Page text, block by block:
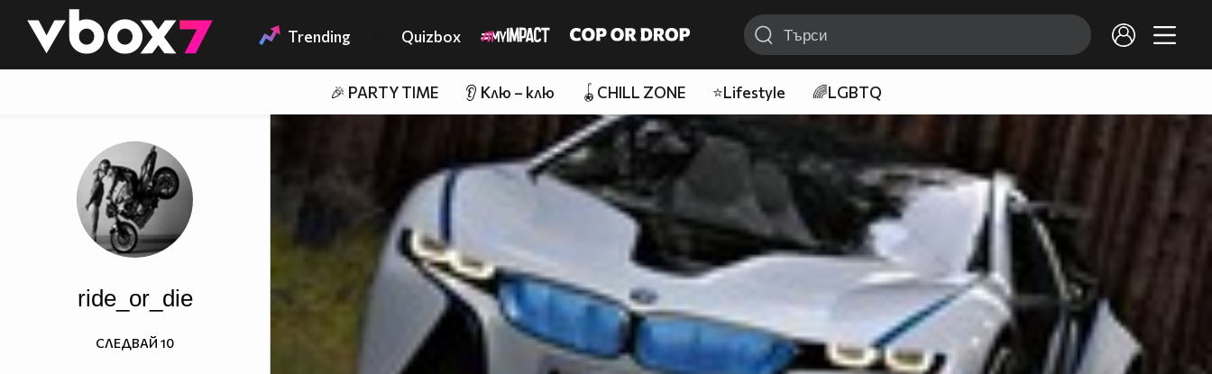
👾 Trending Quizbox
🎉 PARTY TIME 👂 Клю – клю 🪀CHILL ZONE ⭐Lifestyle 🌈LGBTQ
ride_or_die
СЛЕДВАЙ 10